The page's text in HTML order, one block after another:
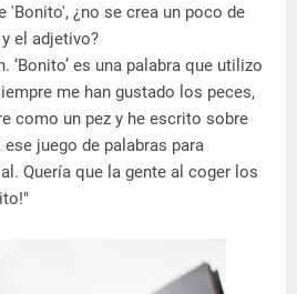
'Bonito', ¿no se crea un poco de
el adjetivo?
‘Bonito’ es una palabra que utilizo
me han gustado los peces,
como un pez y he escrito sobre
juego de palabras para
Quería que la gente al coger los